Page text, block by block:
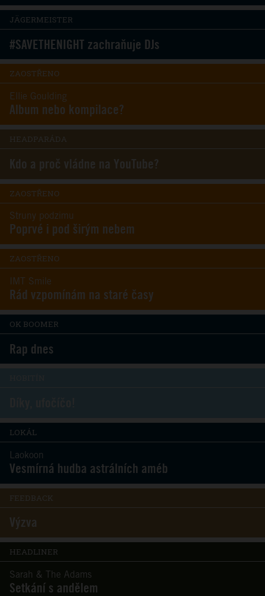
JÄGERMEISTER
#SAVETHENIGHT zachraňuje DJs
ZAOSTŘENO
Ellie Goulding
Album nebo kompilace?
HEADPARÁDA
Kdo a proč vládne na YouTube?
ZAOSTŘENO
Struny podzimu
Poprvé i pod širým nebem
ZAOSTŘENO
IMT Smile
Rád vzpomínám na staré časy
OK BOOMER
Rap dnes
LOKÁL
Laokoon
Vesmírná hudba astrálních améb
FEEDBACK
Výzva
HEADLINER
Sarah & The Adams
Setkání s andělem